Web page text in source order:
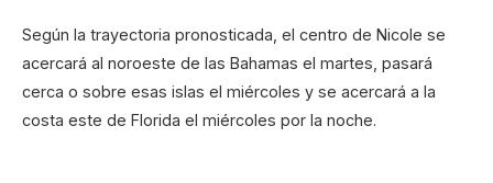
Según la trayectoria pronosticada, el centro de Nicole se
acercará al noroeste de las Bahamas el martes, pasará
cerca o sobre esas islas el miércoles y se acercará a la
costa este de Florida el miércoles por la noche.